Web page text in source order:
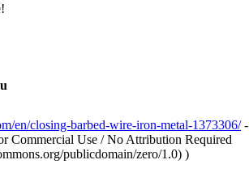
en/closing-barbed-wire-iron-metal-1373306/-
Commercial Use / No Attribution Required
publicdomain/zero/1.0) )